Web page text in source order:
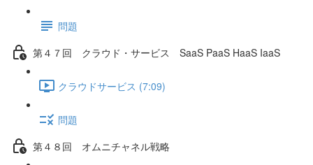
問題
第４７回 クラウド・サービス SaaS PaaS HaaS IaaS
クラウドサービス (7:09)
問題
第４８回 オムニチャネル戦略